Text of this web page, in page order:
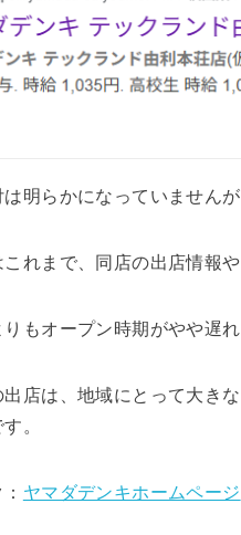
明らかになっていません
れまで、同店の出店情報
もオープン時期がやや遅
店は、地域にとって大き
。
ヤマダデンキホームページ